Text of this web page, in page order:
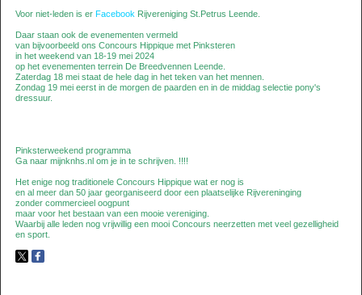
Voor niet-leden is er Facebook Rijvereniging St.Petrus Leende.
Daar staan ook de evenementen vermeld
van bijvoorbeeld ons Concours Hippique met Pinksteren
in het weekend van 18-19 mei 2024
op het evenementen terrein De Breedvennen Leende.
Zaterdag 18 mei staat de hele dag in het teken van het mennen.
Zondag 19 mei eerst in de morgen de paarden en in de middag selectie pony's
dressuur.
Pinksterweekend programma
Ga naar mijnknhs.nl om je in te schrijven. !!!!
Het enige nog traditionele Concours Hippique wat er nog is
en al meer dan 50 jaar georganiseerd door een plaatselijke Rijvereninging
zonder commercieel oogpunt
maar voor het bestaan van een mooie vereniging.
Waarbij alle leden nog vrijwillig een mooi Concours neerzetten met veel gezelligheid
en sport.